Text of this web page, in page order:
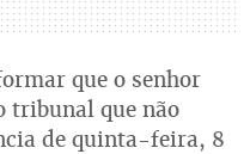
que o senhor
tribunal que não
de quinta-feira, 8